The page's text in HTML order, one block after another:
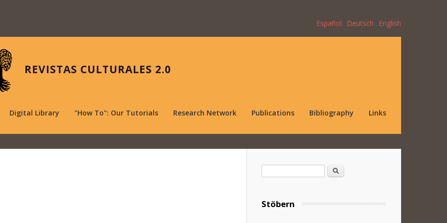
Español Deutsch English
REVISTAS CULTURALES 2.0
Digital Library "How To": Our Tutorials Research Network Publications Bibliography Links
Search
Stöbern